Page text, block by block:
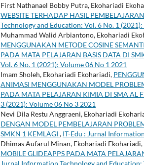
First Nathanael Bobby Putra, Ekohariadi
WEBSITE TERHADAP HASIL
Technology and Education: Vol. 6 No. 1
Muhammad Walid Arbiantono, Ekohariadi
MENGGUNAKAN METODE COSINE
PADA MATA PELAJARAN BASIS DATA DI
Vol. 6 No. 1 (2021): Volume 06 No 1 2021
Imam Sholeh, Ekohariadi Ekohariadi,
ANIMASI MENGGUNAKAN MODEL
PADA MATA PELAJARAN KIMIA DI SMA AL
3 (2021): Volume 06 No 3 2021
Nevi Dila Restu Anggraeni, Ekohariadi
DENGAN MODEL PEMBELAJARAN
SMKN 1 KEMLAGI , IT-Edu : Jurnal
Dhimas Aufarul Minan, Ekohariadi Ekohariadi,
MOBILE GLIDEAPPS PADA MATA
Jurnal Information Technology and